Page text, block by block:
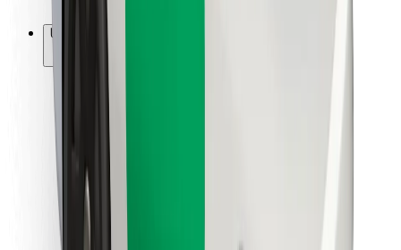
Bolt for Business
სხვა
მომწოდებლები
Cookies
უსაფრთხოება
მიიღე მომსახურება რამდენიმე წუთში!